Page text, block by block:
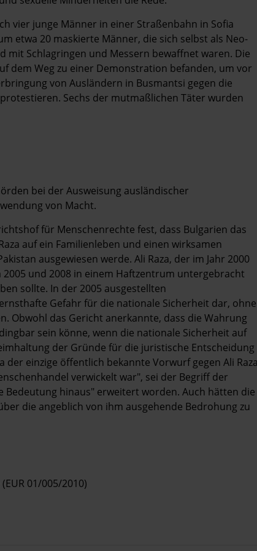
vier junge Männer in einer Straßenbahn in Sofia
etwa 20 maskierte Männer, die sich selbst als Neo-
mit Schlagringen und Messern bewaffnet waren. Die
dem Weg zu einer Demonstration befanden, um vor
von Ausländern in Busmantsi gegen die
Sechs der mutmaßlichen Täter wurden
bei der Ausweisung ausländischer
von Macht.
für Menschenrechte fest, dass Bulgarien das
auf ein Familienleben und einen wirksamen
ausgewiesen werde. Ali Raza, der im Jahr 2000
und 2008 in einem Haftzentrum untergebracht
sollte. In der 2005 ausgestellten
Gefahr für die nationale Sicherheit dar, ohne
Obwohl das Gericht anerkannte, dass die Wahrung
sein könne, wenn die nationale Sicherheit auf
der Gründe für die juristische Entscheidung
einzige öffentlich bekannte Vorwurf gegen Ali Raza
verwickelt war", sei der Begriff der
hinaus" erweitert worden. Auch hätten die
die angeblich von ihm ausgehende Bedrohung zu
01/005/2010)